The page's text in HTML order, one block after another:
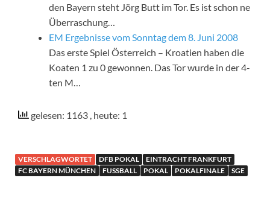
den Bayern steht Jörg Butt im Tor. Es ist schon ne
Überraschung…
EM Ergebnisse vom Sonntag dem 8. Juni 2008
Das erste Spiel Österreich – Kroatien haben die
Koaten 1 zu 0 gewonnen. Das Tor wurde in der 4-
ten M…
gelesen: 1163 , heute: 1
VERSCHLAGWORTET DFB POKAL
EINTRACHT FRANKFURT
FC BAYERN MÜNCHEN
FUSSBALL POKAL POKALFINALE SGE